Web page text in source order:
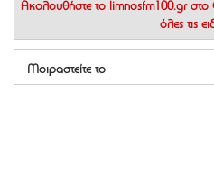
Ακολουθήστε το limnosfm100.gr
όλες τις
Μοιραστείτε το